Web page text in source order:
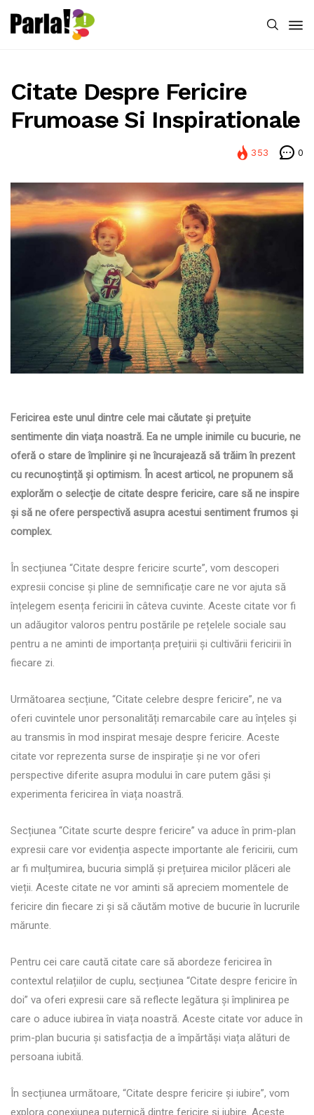
Citate Despre Fericire
Frumoase Si Inspirationale
353 0
Fericirea este unul dintre cele mai căutate și prețuite
sentimente din viața noastră. Ea ne umple inimile cu bucurie, ne
oferă o stare de împlinire și ne încurajează să trăim în prezent
cu recunoștință și optimism. În acest articol, ne propunem să
explorăm o selecție de citate despre fericire, care să ne inspire
și să ne ofere perspectivă asupra acestui sentiment frumos și
complex.
În secțiunea “Citate despre fericire scurte”, vom descoperi
expresii concise și pline de semnificație care ne vor ajuta să
înțelegem esența fericirii în câteva cuvinte. Aceste citate vor fi
un adăugitor valoros pentru postările pe rețelele sociale sau
pentru a ne aminti de importanța prețuirii și cultivării fericirii în
fiecare zi.
Următoarea secțiune, “Citate celebre despre fericire”, ne va
oferi cuvintele unor personalități remarcabile care au înțeles și
au transmis în mod inspirat mesaje despre fericire. Aceste
citate vor reprezenta surse de inspirație și ne vor oferi
perspective diferite asupra modului în care putem găsi și
experimenta fericirea în viața noastră.
Secțiunea “Citate scurte despre fericire” va aduce în prim-plan
expresii care vor evidenția aspecte importante ale fericirii, cum
ar fi mulțumirea, bucuria simplă și prețuirea micilor plăceri ale
vieții. Aceste citate ne vor aminti să apreciem momentele de
fericire din fiecare zi și să căutăm motive de bucurie în lucrurile
mărunte.
Pentru cei care caută citate care să abordeze fericirea în
contextul relațiilor de cuplu, secțiunea “Citate despre fericire în
doi” va oferi expresii care să reflecte legătura și împlinirea pe
care o aduce iubirea în viața noastră. Aceste citate vor aduce în
prim-plan bucuria și satisfacția de a împărtăși viața alături de
persoana iubită.
În secțiunea următoare, “Citate despre fericire și iubire”, vom
explora conexiunea puternică dintre fericire și iubire. Aceste